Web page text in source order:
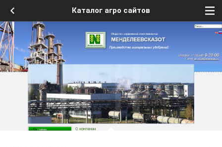
Каталог агро сайтов